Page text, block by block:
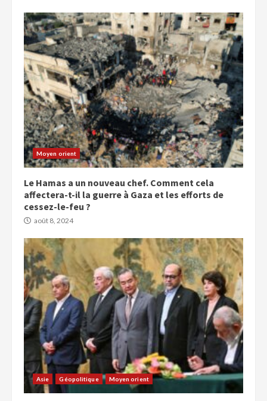
Moyen orient
Le Hamas a un nouveau chef. Comment cela
affectera-t-il la guerre à Gaza et les efforts de
cessez-le-feu ?
août 8, 2024
Asie Géopolitique Moyen orient